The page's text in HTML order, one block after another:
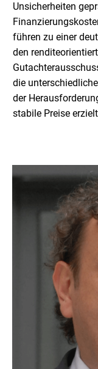
Unsicherheiten
führen zu einer
den
die
der
stabile Preise